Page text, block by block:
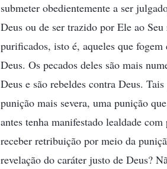
submeter obedientemente a ser
Deus ou de ser trazido por Ele ao
purificados, isto é, aqueles que
Deus. Os pecados deles são mais
Deus e são rebeldes contra Deus.
punição mais severa, uma punição
antes tenha manifestado lealdade
receber retribuição por meio da
revelação do caráter justo de Deus?